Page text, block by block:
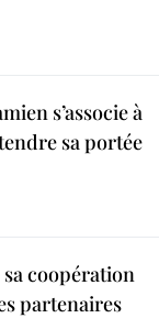
s’associe à
sa portée
coopération
partenaires